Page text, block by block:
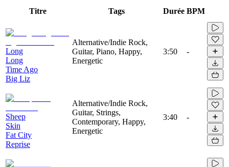
Titre Tags Durée BPM
Long
Long
Time Ago
Big Liz
Alternative/Indie Rock,
Guitar, Piano, Happy,
Energetic
3:50 -
Sheep
Skin
Fat City
Reprise
Alternative/Indie Rock,
Guitar, Strings,
Contemporary, Happy,
Energetic
3:40 -